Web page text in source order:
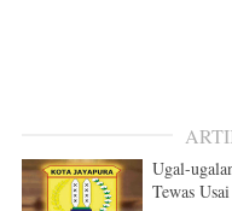
Ugal-
Tewas